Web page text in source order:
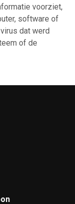
voorziet,
software of
dat werd
of de